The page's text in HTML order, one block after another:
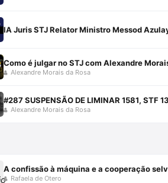
IA Juris STJ Relator Ministro Messod
Como é julgar no STJ com Alexandre
Alexandre Morais da Rosa
#287 SUSPENSÃO DE LIMINAR 1581, STF
Alexandre Morais da Rosa
A confissão à máquina e a cooperação
Rafaela de Otero